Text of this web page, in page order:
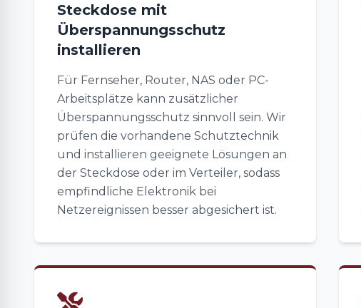
Steckdose mit
Überspannungsschutz
installieren
Für Fernseher, Router, NAS oder PC-
Arbeitsplätze kann zusätzlicher
Überspannungsschutz sinnvoll sein. Wir
prüfen die vorhandene Schutztechnik
und installieren geeignete Lösungen an
der Steckdose oder im Verteiler, sodass
empfindliche Elektronik bei
Netzereignissen besser abgesichert ist.